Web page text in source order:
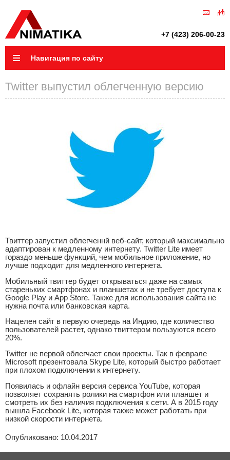
+7 (423) 206-00-23
Навигация по сайту
Twitter выпустил облегченную версию
Твиттер запустил облегченнй веб-сайт, который максимально
адаптирован к медленному интернету. Twitter Lite имеет
гораздо меньше функций, чем мобильное приложение, но
лучше подходит для медленного интернета.
Мобильный твиттер будет открываться даже на самых
стареньких смартфонах и планшетах и не требует доступа к
Google Play и App Store. Также для использования сайта не
нужна почта или банковская карта.
Нацелен сайт в первую очередь на Индию, где количество
пользователей растет, однако твиттером пользуются всего
20%.
Twitter не первой облегчает свои проекты. Так в феврале
Microsoft презентовала Skype Lite, который быстро работает
при плохом подключении к интернету.
Появилась и офлайн версия сервиса YouTube, которая
позволяет сохранять ролики на смартфон или планшет и
смотреть их без наличия подключения к сети. А в 2015 году
вышла Facebook Lite, которая также может работать при
низкой скорости интернета.
Опубликовано: 10.04.2017